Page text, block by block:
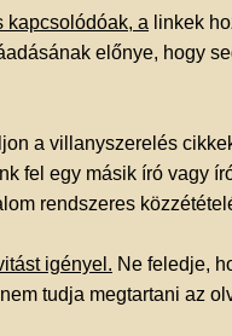
kapcsolódóak, a linkek
előnye, hogy
a villanyszerelés
fel egy másik író vagy
rendszeres
igényel. Ne feledje,
tudja megtartani az